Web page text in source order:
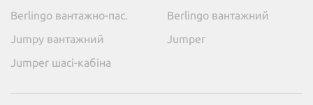
Berlingo вантажно-пас.
Berlingo вантажний
Jumpy вантажний
Jumper
Jumper шасі-кабіна